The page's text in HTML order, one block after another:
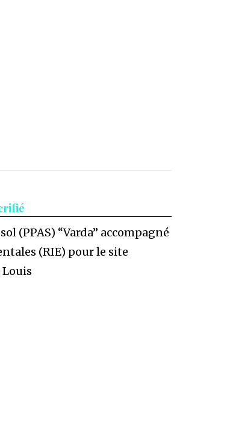
(PPAS) “Varda” accompagné
(RIE) pour le site